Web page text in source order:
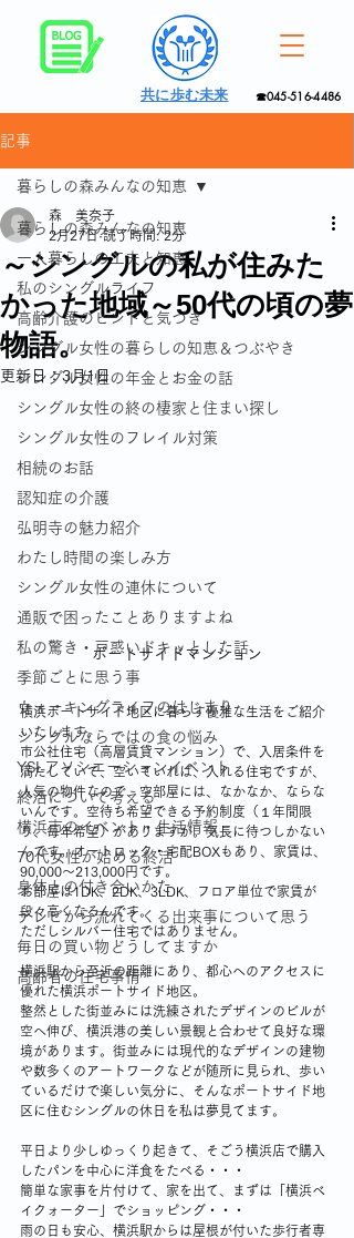
☎045-516-4486
共に歩む未来
記事
暮らしの森みんなの知恵
一人暮らしの工夫と知恵
私のシングルライフ
高齢介護のヒントと気づき
シングル女性の暮らしの知恵＆つぶやき
シングル女性の年金とお金の話
シングル女性の終の棲家と住まい探し
シングル女性のフレイル対策
相続のお話
認知症の介護
弘明寺の魅力紹介
わたし時間の楽しみ方
シングル女性の連休について
通販で困ったことありますよね
私の驚き・戸惑いドキッとした話
季節ごとに思う事
ウォーキングライフのはじまり
シングルならではの食の悩み
YSLアソシエーションイベント
終活について考える
横浜市のイベント・生活情報
70代女性が始める終活
身体との付き合いかた
テレビから流れてくる出来事について思う
毎日の買い物どうしてますか
高齢者の住宅事情
暮らしの森みんなの知恵
～シングルの私が住みた
かった地域～50代の頃の夢
物語。
森 美奈子
2月27日 読了時間: 2分
更新日：3月1日
ポートサイドマンション
横浜ポートサイド地区に暮らす優雅な生活をご紹介
いたします。
市公社住宅（高層賃貸マンション）で、入居条件を
満たしていて、空いていれば、入れる住宅ですが、
人気の物件なので、空部屋には、なかなか、ならな
いんです。空待ち希望できる予約制度（１年間限
り、毎年希望）がありますが。気長に待つしかない
んです。オートロック・宅配BOXもあり、家賃は、
90,000～213,000円です。
お部屋は1DK、2DK、3LDK、フロア単位で家賃が
段々高くなるんです。
ただしシルバー住宅ではありません。
横浜駅から至近の距離にあり、都心へのアクセスに
優れた横浜ポートサイド地区。
整然とした街並みには洗練されたデザインのビルが
空へ伸び、横浜港の美しい景観と合わせて良好な環
境があります。街並みには現代的なデザインの建物
や数多くのアートワークなどが随所に見られ、歩い
ているだけで楽しい気分に、そんなポートサイド地
区に住むシングルの休日を私は夢見てます。
平日より少しゆっくり起きて、そごう横浜店で購入
したパンを中心に洋食をたべる・・・
簡単な家事を片付けて、家を出て、まずは「横浜ベ
イクォーター」でショッピング・・・
雨の日も安心、横浜駅からは屋根が付いた歩行者専